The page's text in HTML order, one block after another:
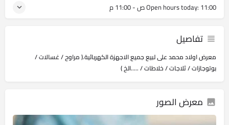
Open hours today: 11:00 ص - 11:00 م
تفاصيل
معرض اولاد محمد على لبيع جميع الاجهزة الكهربائية.( مراوح / غسالات /
بوتوجازات / ثلاجات / خلاطات / .....الخ )
معرض الصور